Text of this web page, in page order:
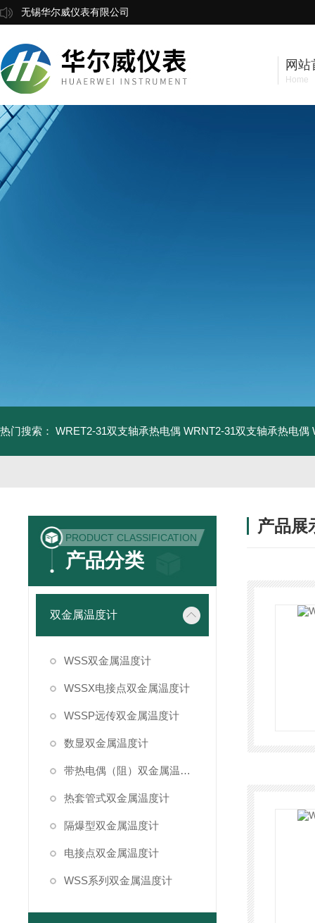
无锡华尔威仪表有限公司
网站
Home
热门搜索： WRET2-31双支轴承热电偶 WRNT2-31双支轴承热电偶
PRODUCT CLASSIFICATION
产品分类
双金属温度计
WSS双金属温度计
WSSX电接点双金属温度计
WSSP远传双金属温度计
数显双金属温度计
带热电偶（阻）双金属温度计
热套管式双金属温度计
隔爆型双金属温度计
电接点双金属温度计
WSS系列双金属温度计
产品展